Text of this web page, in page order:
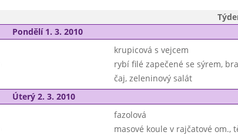
Pondělí 1. 3. 2010
krupicová s vejcem
rybí filé zapečené se sýrem,
čaj, zeleninový salát
Úterý 2. 3. 2010
fazolová
masové koule v rajčatové om.,